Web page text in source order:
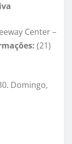
Center –
(21)
Domingo,